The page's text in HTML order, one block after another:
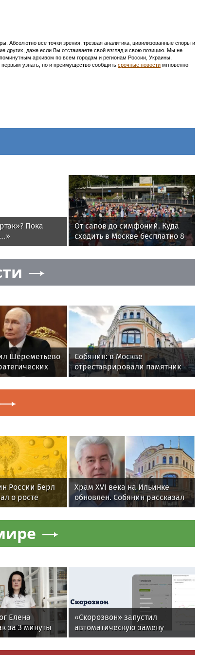
Абсолютно все точки зрения, трезвая аналитика, цивилизованные споры и
других, даже если Вы отстаиваете свой взгляд и свою позицию. Мы не
архивом по всем городам и регионам России, Украины,
узнать, но и преимущество сообщить срочные новости мгновенно
Пока
От сапов до симфоний. Куда
сходить в Москве бесплатно 8
и 9 августа
Шереметьево
Собянин: в Москве
отреставрировали памятник
древнерусского зодчества
России Берл
о росте
пище
Храм XVI века на Ильинке
обновлен. Собянин рассказал
об итогах работ
Елена
за 3 минуты
«Скорозвон» запустил
автоматическую замену
номеров при снижении
контактности